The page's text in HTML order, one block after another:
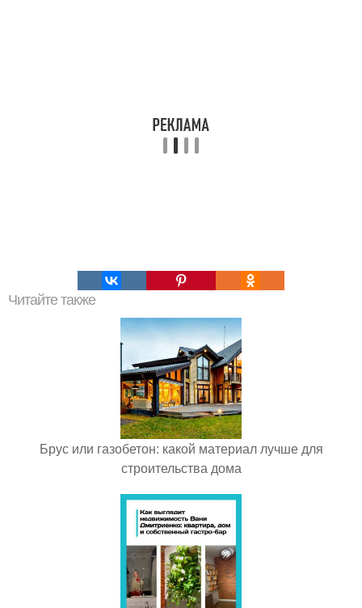
Читайте также
Брус или газобетон: какой материал лучше для
строительства дома